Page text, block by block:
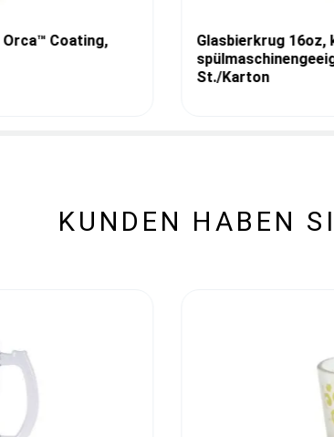
Orca™ Coating,
Glasbierkrug
St./Karton
KUNDEN HABEN